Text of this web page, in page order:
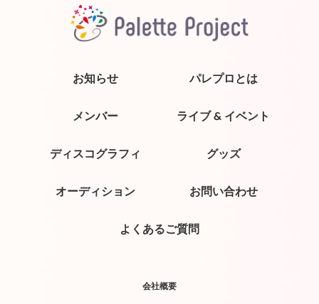
お知らせ パレプロとは
メンバー ライブ & イベント
ディスコグラフィ グッズ
オーディション お問い合わせ
よくあるご質問
会社概要